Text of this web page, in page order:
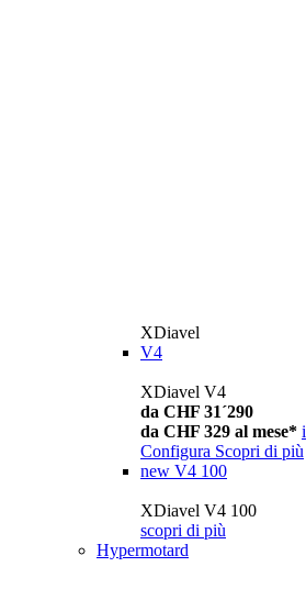
XDiavel
V4
XDiavel V4
da CHF 31´290
da CHF 329 al mese* i
Configura Scopri di più
new V4 100
XDiavel V4 100
scopri di più
Hypermotard